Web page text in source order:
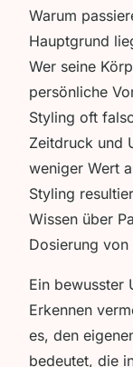
Warum
Hauptgrund
Wer seine
persönliche
Styling oft
Zeitdruck und
weniger Wert
Styling
Wissen über
Dosierung
Ein bewusster
Erkennen
es, den
bedeutet, die